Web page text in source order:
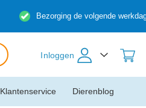
Bezorging de volgende
Inloggen
Dierenblog
Klantenservice